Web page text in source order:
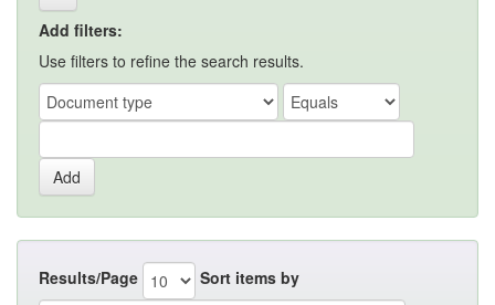
Add filters:
Use filters to refine the search results.
Results/Page Sort items by